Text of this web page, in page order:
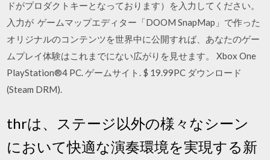
ドがプロダクトキーとなっております）を入力してください。
入力が ゲームマップエディター「DOOM SnapMap」で作った
オリジナルのコンテンツを世界中に公開すれば、あなたのゲー
ムプレイ体験はこれまでにない広がりを見せます。 Xbox One
PlayStation®4 PC. ゲームサイト. $ 19.99PC ダウンロード
(Steam DRM).
thrは、ステージ以外の様々なシーン
において快適な演奏環境を実現する新